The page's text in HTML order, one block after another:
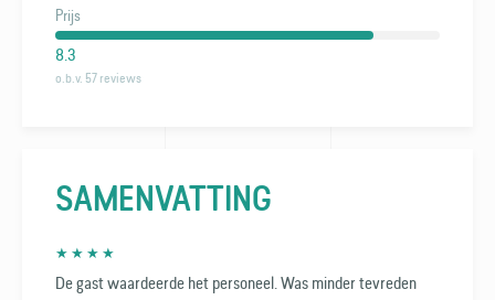
Prijs
8.3
o.b.v. 57 reviews
SAMENVATTING
★ ★ ★ ★
De gast waardeerde het personeel. Was minder tevreden